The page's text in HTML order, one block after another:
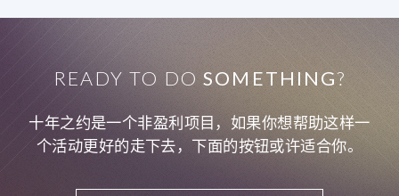
READY TO DOSOMETHING?
十年之约是一个非盈利项目，如果你想帮助这样一
个活动更好的走下去，下面的按钮或许适合你。